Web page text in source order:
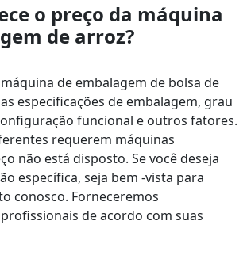
o preço da máquina
de arroz?
de embalagem de bolsa de
especificações de embalagem, grau
funcional e outros fatores.
requerem máquinas
não está disposto. Se você deseja
específica, seja bem -vista para
conosco. Forneceremos
de acordo com suas